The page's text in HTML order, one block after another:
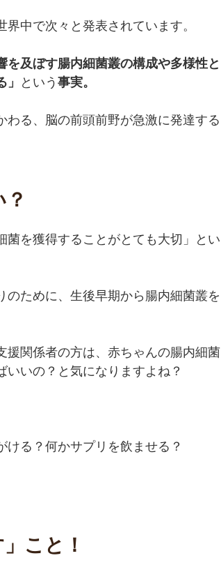
中で次々と発表されています。
を及ぼす腸内細菌叢の構成や多様性と
という事実。
る、脳の前頭前野が急激に発達する
を獲得することがとても大切」とい
ために、生後早期から腸内細菌叢を
援関係者の方は、赤ちゃんの腸内細菌
いの？と気になりますよね？
る？何かサプリを飲ませる？
こと！